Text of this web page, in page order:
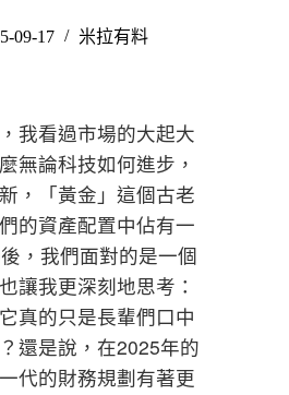
09-17 米拉有料
我看過市場的大起大
無論科技如何進步，
，「黃金」這個古老
的資產配置中佔有一
，我們面對的是一個
讓我更深刻地思考：
真的只是長輩們口中
還是說，在2025年的
代的財務規劃有著更